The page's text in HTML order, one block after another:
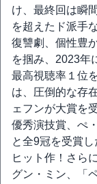
け、最終回は瞬
を超えたド派手
復讐劇、個性豊
を掴み、2023年
最高視聴率１位
は、圧倒的な存
ェフンが大賞を
優秀演技賞、ぺ
と全9冠を受賞
ヒット作！さら
グン・ミン、「